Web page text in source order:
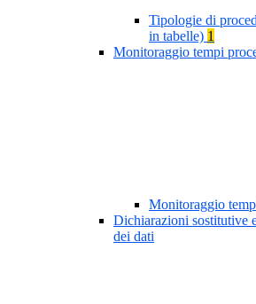
Tipologie di
in tabelle) 1
Monitoraggio tempi
Monitoraggio
Dichiarazioni sostitutive
dei dati